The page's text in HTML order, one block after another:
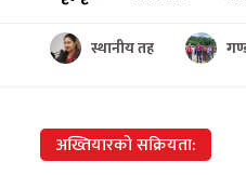
स्थानीय तह
अख्तियारको सक्रियता: